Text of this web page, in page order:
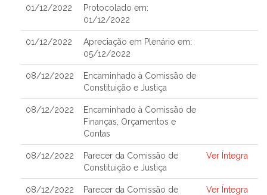
01/12/2022
Protocolado em:
01/12/2022
01/12/2022
Apreciação em Plenário em:
05/12/2022
08/12/2022
Encaminhado à Comissão de
Constituição e Justiça
08/12/2022
Encaminhado à Comissão de
Finanças, Orçamentos e
Contas
08/12/2022
Parecer da Comissão de
Constituição e Justiça
Ver Íntegra
08/12/2022
Parecer da Comissão de
Ver Íntegra